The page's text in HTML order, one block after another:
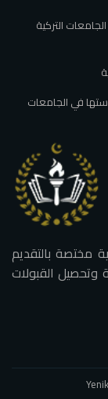
التركية
في الجامعات
مختصة بالتقديم
وتحصيل القبولات